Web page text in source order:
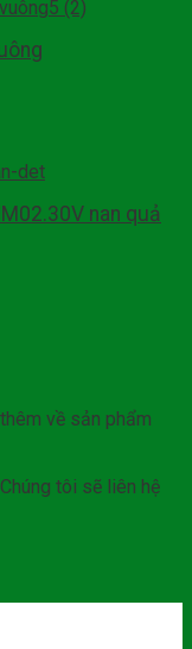
nan quả
về sản phẩm
tôi sẽ liên hệ